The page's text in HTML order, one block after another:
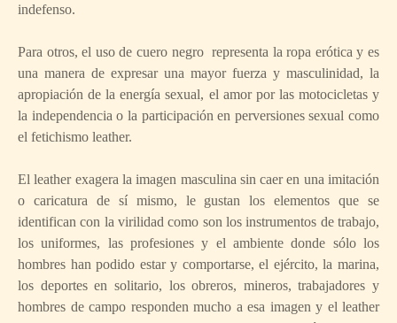
indefenso.
Para otros, el uso de cuero negro representa la ropa erótica y es
una manera de expresar una mayor fuerza y masculinidad, la
apropiación de la energía sexual, el amor por las motocicletas y
la independencia o la participación en perversiones sexual como
el fetichismo leather.
El leather exagera la imagen masculina sin caer en una imitación
o caricatura de sí mismo, le gustan los elementos que se
identifican con la virilidad como son los instrumentos de trabajo,
los uniformes, las profesiones y el ambiente donde sólo los
hombres han podido estar y comportarse, el ejército, la marina,
los deportes en solitario, los obreros, mineros, trabajadores y
hombres de campo responden mucho a esa imagen y el leather